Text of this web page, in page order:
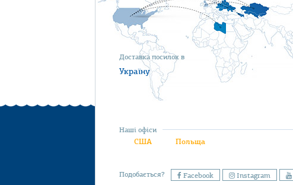
Доставка посилок в
Україну
Наші офіси
США Польща
Подобається? Facebook Instagram